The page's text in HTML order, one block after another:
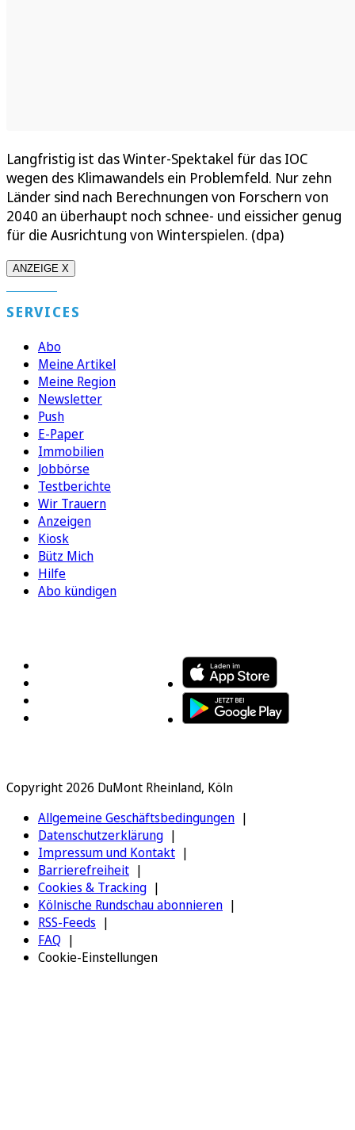
Langfristig ist das Winter-Spektakel für das IOC
wegen des Klimawandels ein Problemfeld. Nur zehn
Länder sind nach Berechnungen von Forschern von
2040 an überhaupt noch schnee- und eissicher genug
für die Ausrichtung von Winterspielen. (dpa)
ANZEIGE X
SERVICES
Abo
Meine Artikel
Meine Region
Newsletter
Push
E-Paper
Immobilien
Jobbörse
Testberichte
Wir Trauern
Anzeigen
Kiosk
Bütz Mich
Hilfe
Abo kündigen
Copyright 2026 DuMont Rheinland, Köln
Allgemeine Geschäftsbedingungen
Datenschutzerklärung
Impressum und Kontakt
Barrierefreiheit
Cookies & Tracking
Kölnische Rundschau abonnieren
RSS-Feeds
FAQ
Cookie-Einstellungen